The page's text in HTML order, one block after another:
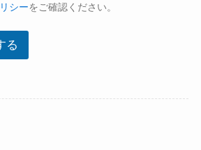
シーをご確認ください。
る